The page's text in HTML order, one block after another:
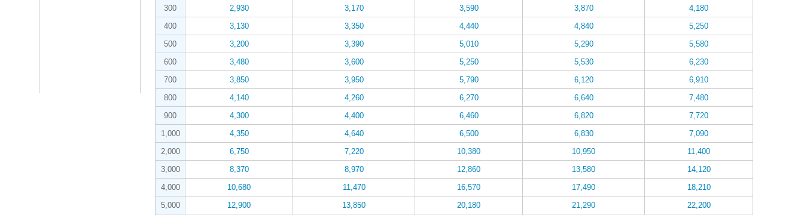
300
2,930 3,170 3,590 3,870
4,180
400
3,130 3,350 4,440 4,840
5,250
500
3,200 3,390 5,010 5,290
5,580
600
3,480 3,600 5,250 5,530
6,230
700
3,850 3,950 5,790 6,120
6,910
800
4,140 4,260 6,270 6,640
7,480
900
4,300 4,400 6,460 6,820
7,720
1,000
4,350 4,640 6,500 6,830
7,090
2,000
6,750 7,220 10,380 10,950
11,400
3,000
8,370 8,970 12,860 13,580
14,120
4,000
10,680 11,470 16,570 17,490
18,210
5,000
12,900 13,850 20,180 21,290
22,200